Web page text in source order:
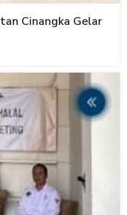
Cinangka Gelar